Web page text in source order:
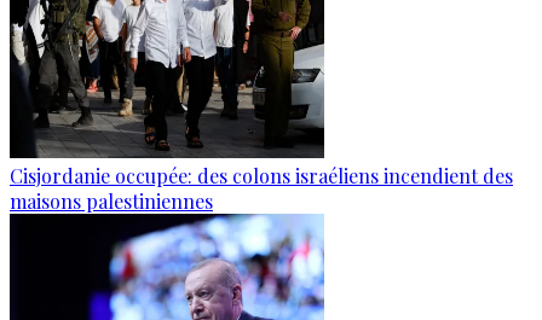
Cisjordanie occupée: des colons israéliens incendient des
maisons palestiniennes